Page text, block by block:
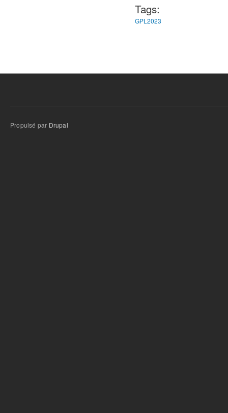
Tags:
GPL2023
Propulsé par Drupal